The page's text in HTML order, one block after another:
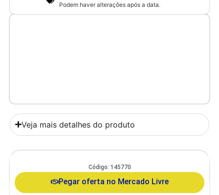
Podem haver alterações após a data.
Veja mais detalhes do produto
Comedouro Duplo Gato E Cachorro De Pequeno Porte Itaporã Duo
Design
Código: 145770
Pegar oferta no Mercado Livre